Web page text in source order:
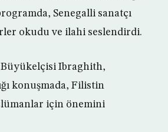
Senegalli sanatçı
okudu ve ilahi seslendirdi.
Ibraghith,
konuşmada, Filistin
için önemini